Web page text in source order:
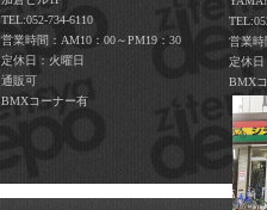
TEL:052-734-6110
営業時間：AM10：00～PM19：30
定休日：火曜日
通販可
BMXコーナー有
営業時
定休日
BMX